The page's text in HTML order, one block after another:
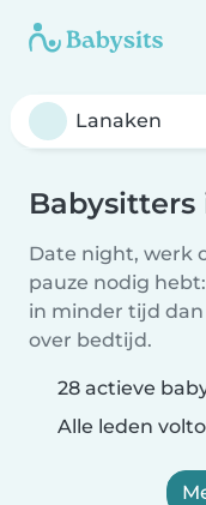
Babysitters
Date night, werk
pauze nodig
in minder tijd
over bedtijd.
28 actieve
Alle leden